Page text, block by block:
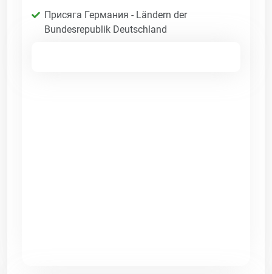
Присяга Германия - Ländern der
Bundesrepublik Deutschland